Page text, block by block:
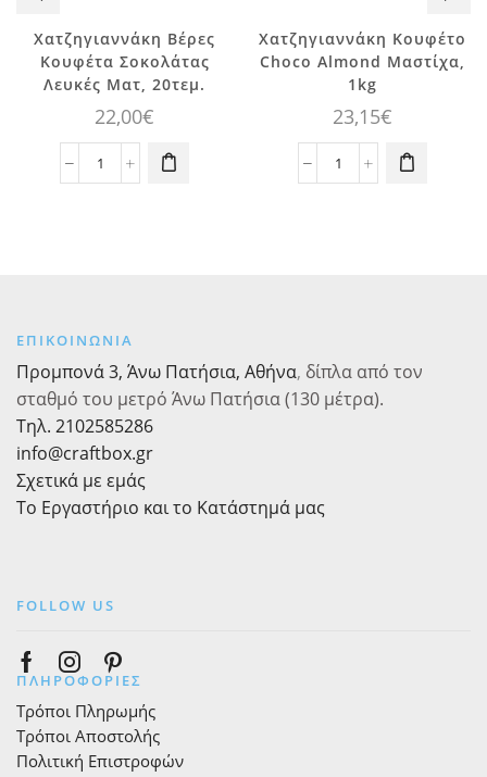
Χατζηγιαννάκη Βέρες
Κουφέτα Σοκολάτας
Λευκές Ματ, 20τεμ.
22,00€
Χατζηγιαννάκη
ποσότητα
Χατζηγιαννάκη Κουφέτο
Choco Almond Μαστίχα,
1kg
23,15€
Χατζηγιαννάκη
ΕΠΙΚΟΙΝΩΝΙΑ
Προμπονά 3, Άνω Πατήσια, Αθήνα, δίπλα από τον
σταθμό του μετρό Άνω Πατήσια (130 μέτρα).
Τηλ. 2102585286
info@craftbox.gr
Σχετικά με εμάς
Το Εργαστήριο και το Κατάστημά μας
FOLLOW US
Facebook
Instagram
Pinterest
ΠΛΗΡΟΦΟΡΙΕΣ
Τρόποι Πληρωμής
Τρόποι Αποστολής
Πολιτική Επιστροφών